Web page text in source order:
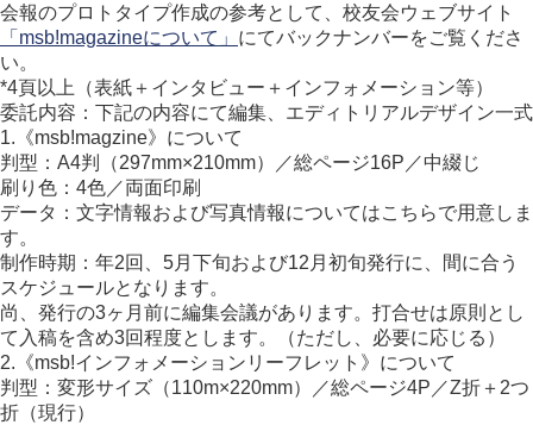
会報のプロトタイプ作成の参考として、校友会ウェブサイト
「msb!magazineについて」 にてバックナンバーをご覧くださ
い。
*4頁以上（表紙＋インタビュー＋インフォメーション等）
委託内容：下記の内容にて編集、エディトリアルデザイン一式
1.《msb!magzine》について
判型：A4判（297mm×210mm）／総ページ16P／中綴じ
刷り色：4色／両面印刷
データ：文字情報および写真情報についてはこちらで用意しま
す。
制作時期：年2回、5月下旬および12月初旬発行に、間に合う
スケジュールとなります。
尚、発行の3ヶ月前に編集会議があります。打合せは原則とし
て入稿を含め3回程度とします。（ただし、必要に応じる）
2.《msb!インフォメーションリーフレット》について
判型：変形サイズ（110m×220mm）／総ページ4P／Z折＋2つ
折（現行）